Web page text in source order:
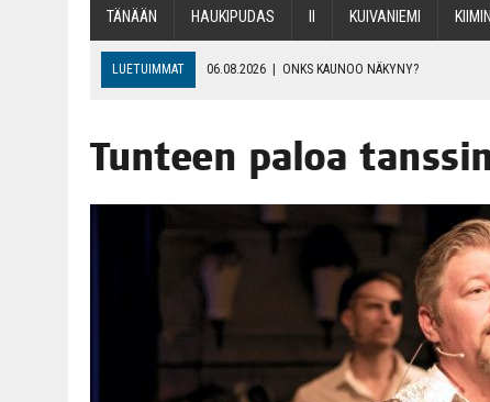
TÄNÄÄN HAU­KI­PU­DAS KUI­VA­NIE­MI
LUETUIMMAT 06.08.2026 | ONKS KAU­NOO NÄKYNY?
06.08.2026 OPIN­TOI­HIN KAN­SA­LAIS­OPIS­TOS­SA VOI SAA­DA
TOI­VEI­DEN KOTI IISTÄ!
KII­MIN­KI­PÄI­VÄT JÄR­JES­TE­TÄÄN PERIN­TEI­TÄ
Tun­teen paloa